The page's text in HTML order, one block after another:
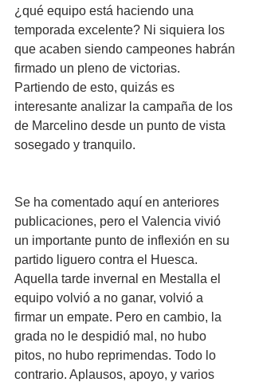
¿qué equipo está haciendo una
temporada excelente? Ni siquiera los
que acaben siendo campeones habrán
firmado un pleno de victorias.
Partiendo de esto, quizás es
interesante analizar la campaña de los
de Marcelino desde un punto de vista
sosegado y tranquilo.
Se ha comentado aquí en anteriores
publicaciones, pero el Valencia vivió
un importante punto de inflexión en su
partido liguero contra el Huesca.
Aquella tarde invernal en Mestalla el
equipo volvió a no ganar, volvió a
firmar un empate. Pero en cambio, la
grada no le despidió mal, no hubo
pitos, no hubo reprimendas. Todo lo
contrario. Aplausos, apoyo, y varios